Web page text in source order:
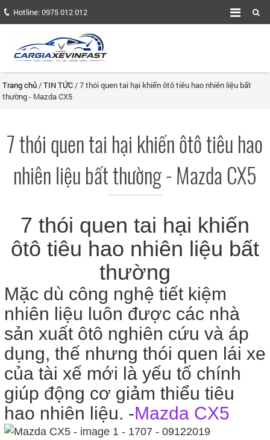
Hotline:0975 012 012
Trang chủ/TIN TỨC/ 7 thói quen tai hại khiến ôtô tiêu hao nhiên liệu bất
thường - Mazda CX5
7 thói quen tai hại khiến ôtô tiêu hao
nhiên liệu bất thường - Mazda CX5
7 thói quen tai hại khiến
ôtô tiêu hao nhiên liệu bất
thường
Mặc dù công nghệ tiết kiệm
nhiên liệu luôn được các nhà
sản xuất ôtô nghiên cứu và áp
dụng, thế nhưng thói quen lái xe
của tài xế mới là yếu tố chính
giúp động cơ giảm thiểu tiêu
hao nhiên liệu. -Mazda CX5